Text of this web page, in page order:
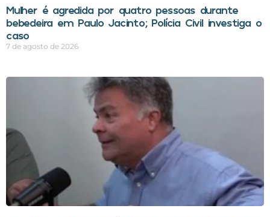
Mulher é agredida por quatro pessoas durante
bebedeira em Paulo Jacinto; Polícia Civil investiga o
caso
7 de agosto de 2026